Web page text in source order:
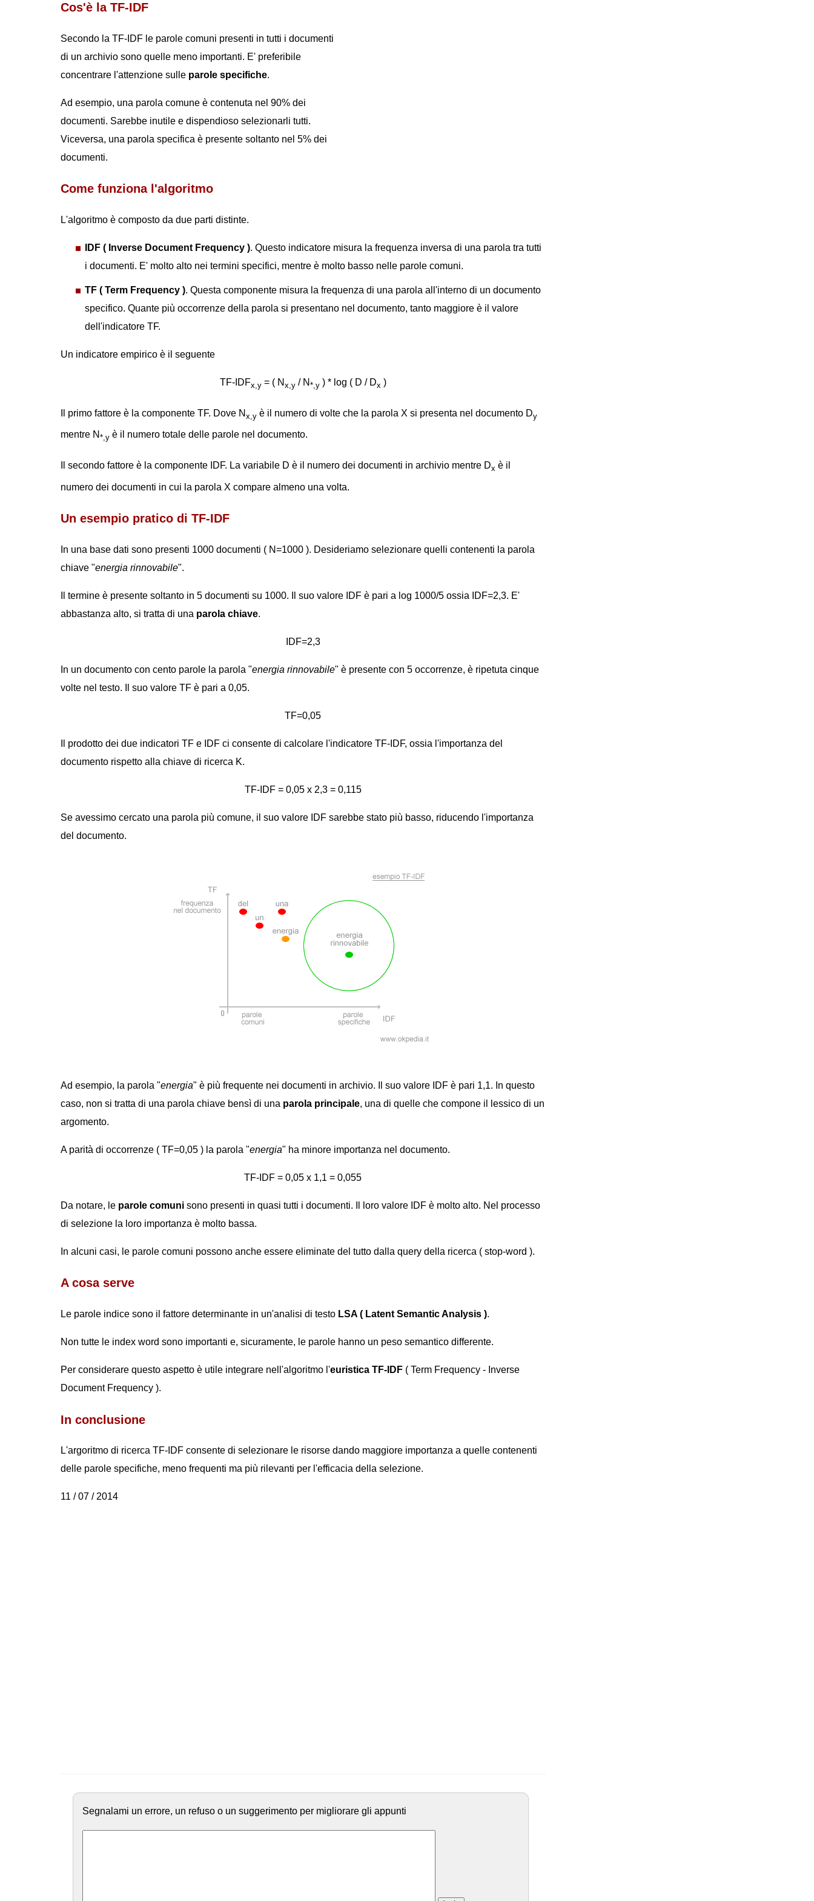
Cos'è la TF-IDF
Secondo la TF-IDF le parole comuni presenti in tutti i documenti
di un archivio sono quelle meno importanti. E' preferibile
concentrare l'attenzione sulle parole specifiche.
Ad esempio, una parola comune è contenuta nel 90% dei
documenti. Sarebbe inutile e dispendioso selezionarli tutti.
Viceversa, una parola specifica è presente soltanto nel 5% dei
documenti.
Come funziona l'algoritmo
L'algoritmo è composto da due parti distinte.
IDF ( Inverse Document Frequency ). Questo indicatore misura la frequenza inversa di una parola tra tutti
i documenti. E' molto alto nei termini specifici, mentre è molto basso nelle parole comuni.
TF ( Term Frequency ). Questa componente misura la frequenza di una parola all'interno di un documento
specifico. Quante più occorrenze della parola si presentano nel documento, tanto maggiore è il valore
dell'indicatore TF.
Un indicatore empirico è il seguente
TF-IDFx,y= ( N x,y/ N *,y) * log ( D / Dx )
Il primo fattore è la componente TF. Dove N x,y è il numero di volte che la parola X si presenta nel documento Dy
mentre N *,y è il numero totale delle parole nel documento.
Il secondo fattore è la componente IDF. La variabile D è il numero dei documenti in archivio mentre Dx è il
numero dei documenti in cui la parola X compare almeno una volta.
Un esempio pratico di TF-IDF
In una base dati sono presenti 1000 documenti ( N=1000 ). Desideriamo selezionare quelli contenenti la parola
chiave "energia rinnovabile".
Il termine è presente soltanto in 5 documenti su 1000. Il suo valore IDF è pari a log 1000/5 ossia IDF=2,3. E'
abbastanza alto, si tratta di una parola chiave.
IDF=2,3
In un documento con cento parole la parola "energia rinnovabile" è presente con 5 occorrenze, è ripetuta cinque
volte nel testo. Il suo valore TF è pari a 0,05.
TF=0,05
Il prodotto dei due indicatori TF e IDF ci consente di calcolare l'indicatore TF-IDF, ossia l'importanza del
documento rispetto alla chiave di ricerca K.
TF-IDF = 0,05 x 2,3 = 0,115
Se avessimo cercato una parola più comune, il suo valore IDF sarebbe stato più basso, riducendo l'importanza
del documento.
Ad esempio, la parola "energia" è più frequente nei documenti in archivio. Il suo valore IDF è pari 1,1. In questo
caso, non si tratta di una parola chiave bensì di una parola principale, una di quelle che compone il lessico di un
argomento.
A parità di occorrenze ( TF=0,05 ) la parola "energia" ha minore importanza nel documento.
TF-IDF = 0,05 x 1,1 = 0,055
Da notare, le parole comuni sono presenti in quasi tutti i documenti. Il loro valore IDF è molto alto. Nel processo
di selezione la loro importanza è molto bassa.
In alcuni casi, le parole comuni possono anche essere eliminate del tutto dalla query della ricerca ( stop-word ).
A cosa serve
Le parole indice sono il fattore determinante in un'analisi di testo LSA ( Latent Semantic Analysis ).
Non tutte le index word sono importanti e, sicuramente, le parole hanno un peso semantico differente.
Per considerare questo aspetto è utile integrare nell'algoritmo l'euristica TF-IDF ( Term Frequency - Inverse
Document Frequency ).
In conclusione
L'argoritmo di ricerca TF-IDF consente di selezionare le risorse dando maggiore importanza a quelle contenenti
delle parole specifiche, meno frequenti ma più rilevanti per l'efficacia della selezione.
11 / 07 / 2014
Segnalami un errore, un refuso o un suggerimento per migliorare gli appunti